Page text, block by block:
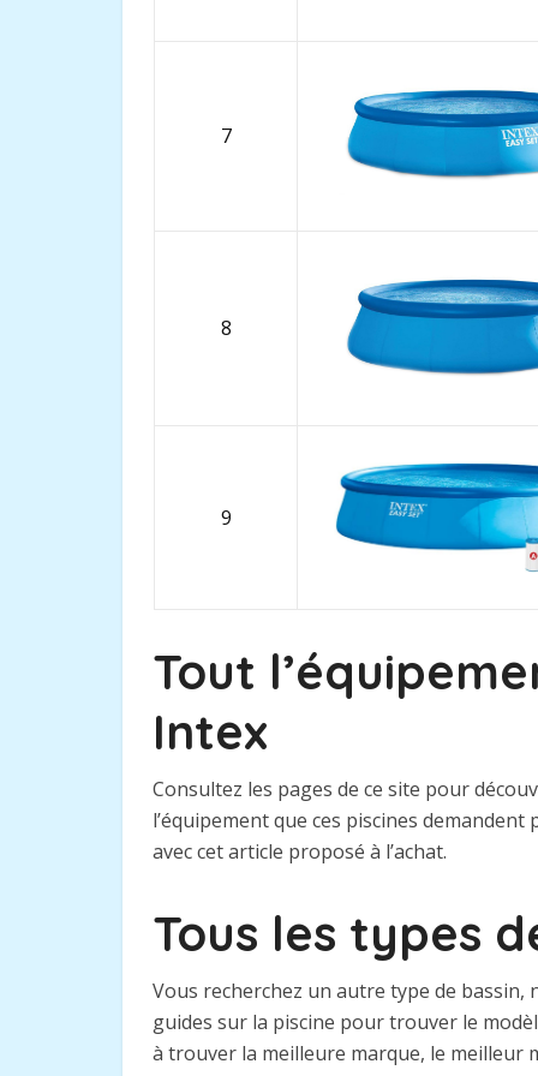
7
8
9
Tout
Intex
Consultez les pages de ce site pour
l’équipement que ces piscines
avec cet article proposé à l’achat.
Tous les types
Vous recherchez un autre type de
guides sur la piscine pour trouver le
à trouver la meilleure marque, le meilleur